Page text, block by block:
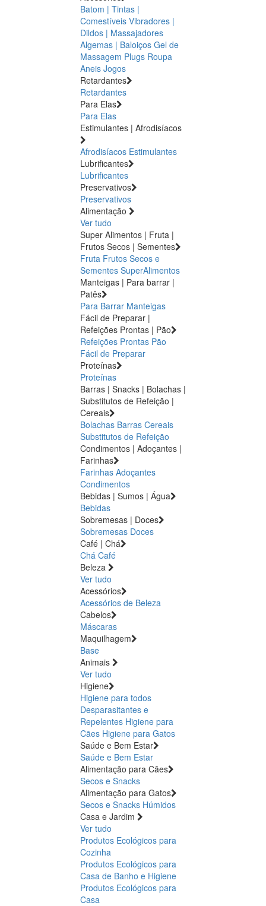
Batom | Tintas |
Comestíveis Vibradores |
Dildos | Massajadores
Algemas | Baloiços Gel de
Massagem Plugs Roupa
Aneis Jogos
Retardantes
Retardantes
Para Elas
Para Elas
Estimulantes | Afrodisíacos
Afrodisíacos Estimulantes
Lubrificantes
Lubrificantes
Preservativos
Preservativos
Alimentação
Ver tudo
Super Alimentos | Fruta |
Frutos Secos | Sementes
Fruta Frutos Secos e
Sementes SuperAlimentos
Manteigas | Para barrar |
Patês
Para Barrar Manteigas
Fácil de Preparar |
Refeições Prontas | Pão
Refeições Prontas Pão
Fácil de Preparar
Proteínas
Proteínas
Barras | Snacks | Bolachas |
Substitutos de Refeição |
Cereais
Bolachas Barras Cereais
Substitutos de Refeição
Condimentos | Adoçantes |
Farinhas
Farinhas Adoçantes
Condimentos
Bebidas | Sumos | Água
Bebidas
Sobremesas | Doces
Sobremesas Doces
Café | Chá
Chá Café
Beleza
Ver tudo
Acessórios
Acessórios de Beleza
Cabelos
Máscaras
Maquilhagem
Base
Animais
Ver tudo
Higiene
Higiene para todos
Desparasitantes e
Repelentes Higiene para
Cães Higiene para Gatos
Saúde e Bem Estar
Saúde e Bem Estar
Alimentação para Cães
Secos e Snacks
Alimentação para Gatos
Secos e Snacks Húmidos
Casa e Jardim
Ver tudo
Produtos Ecológicos para
Cozinha
Produtos Ecológicos para
Casa de Banho e Higiene
Produtos Ecológicos para
Casa